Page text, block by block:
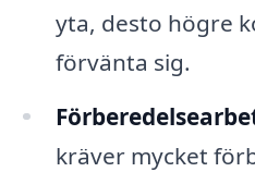
yta, desto högre
förvänta sig.
kräver mycket